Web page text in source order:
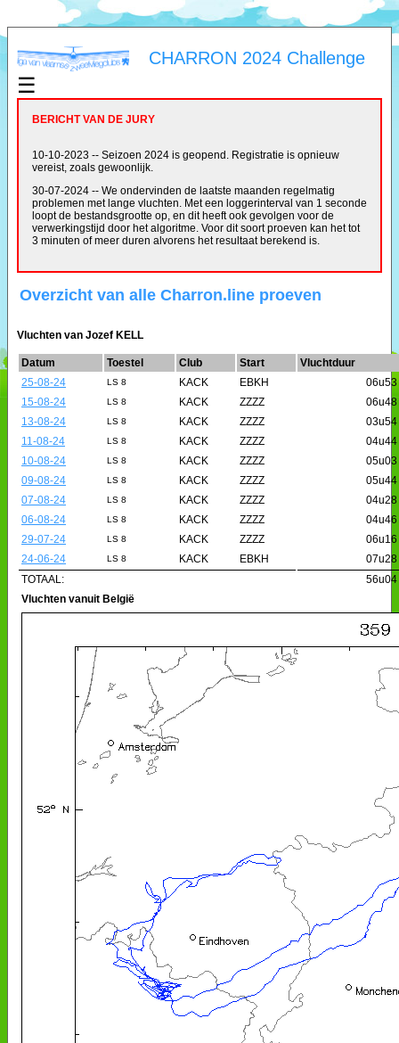
CHARRON 2024 Challenge
☰
BERICHT VAN DE JURY
10-10-2023 -- Seizoen 2024 is geopend. Registratie is opnieuw
vereist, zoals gewoonlijk.
30-07-2024 -- We ondervinden de laatste maanden regelmatig
problemen met lange vluchten. Met een loggerinterval van 1 seconde
loopt de bestandsgrootte op, en dit heeft ook gevolgen voor de
verwerkingstijd door het algoritme. Voor dit soort proeven kan het tot
3 minuten of meer duren alvorens het resultaat berekend is.
Overzicht van alle Charron.line proeven
Vluchten van Jozef KELL
Datum Toestel Club Start
Vluchtduur
25-08-24
LS 8 KACK EBKH
06u53
15-08-24
LS 8 KACK ZZZZ
06u48
13-08-24
LS 8 KACK ZZZZ
03u54
11-08-24
LS 8 KACK ZZZZ
04u44
10-08-24
LS 8 KACK ZZZZ
05u03
09-08-24
LS 8 KACK ZZZZ
05u44
07-08-24
LS 8 KACK ZZZZ
04u28
06-08-24
LS 8 KACK ZZZZ
04u46
29-07-24
LS 8 KACK ZZZZ
06u16
24-06-24
LS 8 KACK EBKH
07u28
TOTAAL:
56u04
Vluchten vanuit België